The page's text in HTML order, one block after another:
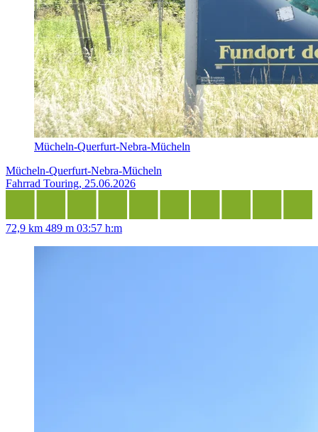
Mücheln-Querfurt-Nebra-Mücheln
Mücheln-Querfurt-Nebra-Mücheln
Fahrrad Touring, 25.06.2026
72,9 km 489 m 03:57 h:m